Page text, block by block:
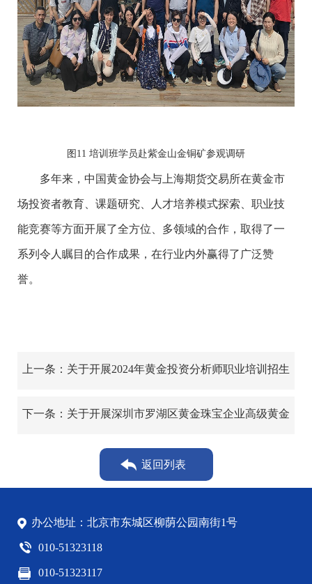
图11 培训班学员赴紫金山金铜矿参观调研
多年来，中国黄金协会与上海期货交易所在黄金市
场投资者教育、课题研究、人才培养模式探索、职业技
能竞赛等方面开展了全方位、多领域的合作，取得了一
系列令人瞩目的合作成果，在行业内外赢得了广泛赞
誉。
上一条：关于开展2024年黄金投资分析师职业培训招生
下一条：关于开展深圳市罗湖区黄金珠宝企业高级黄金
返回列表
办公地址：北京市东城区柳荫公园南街1号
010-51323118
010-51323117